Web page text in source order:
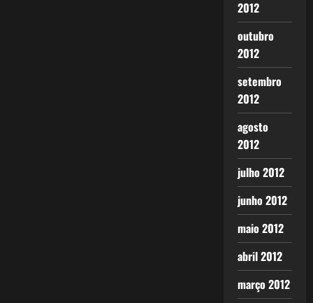
2012
outubro
2012
setembro
2012
agosto
2012
julho 2012
junho 2012
maio 2012
abril 2012
março 2012